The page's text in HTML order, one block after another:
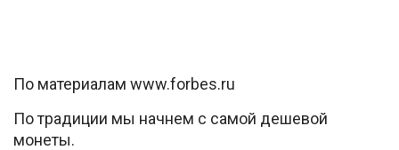
По материалам www.forbes.ru
По традиции мы начнем с самой дешевой
монеты.